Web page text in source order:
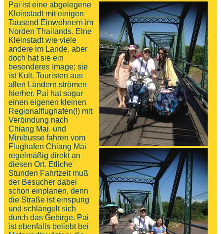
Pai ist eine abgelegene
Kleinstadt mit einigen
Tausend Einwohnern im
Norden Thailands. Eine
Kleinstadt wie viele
andere im Lande, aber
doch hat sie ein
besonderes Image; sie
ist Kult. Touristen aus
allen Ländern strömen
hierher. Pai hat sogar
einen eigenen kleinen
Regionalflughafen(!) mit
Verbindung nach
Chiang Mai, und
Minibusse fahren vom
Flughafen Chiang Mai
regelmäßig direkt an
diesen Ort. Etliche
Stunden Fahrtzeit muß
der Besucher dabei
schon einplanen, denn
die Straße ist einspurig
und schlängelt sich
durch das Gebirge. Pai
ist ebenfalls beliebt bei